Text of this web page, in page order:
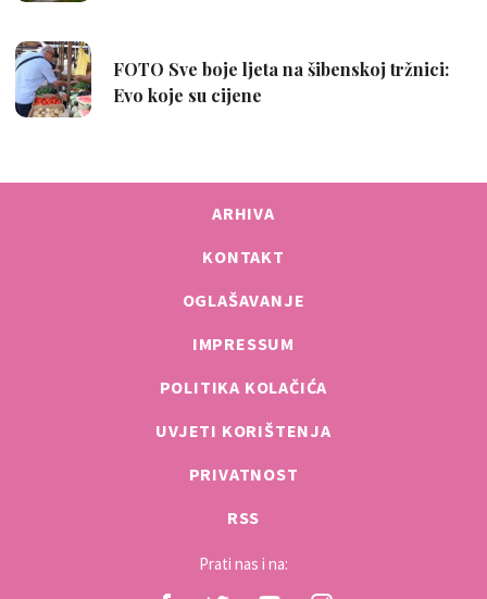
ARHIVA
KONTAKT
OGLAŠAVANJE
IMPRESSUM
POLITIKA KOLAČIĆA
UVJETI KORIŠTENJA
PRIVATNOST
RSS
Prati nas i na: